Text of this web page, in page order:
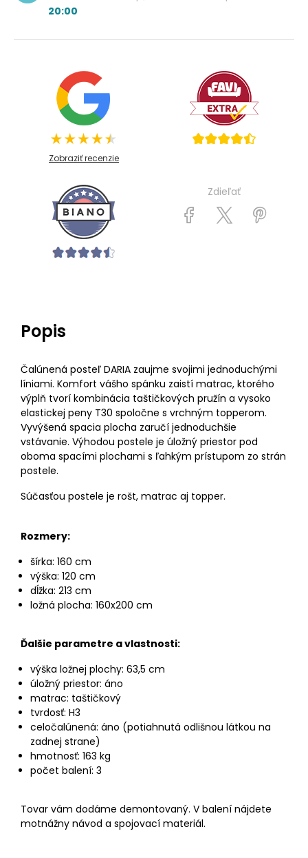
20:00
Zobraziť recenzie
Zdieľať
Popis
Čalúnená posteľ DARIA zaujme svojimi jednoduchými
líniami. Komfort vášho spánku zaistí matrac, ktorého
výplň tvorí kombinácia taštičkových pružín a vysoko
elastickej peny T30 spoločne s vrchným topperom.
Vyvýšená spacia plocha zaručí jednoduchšie
vstávanie. Výhodou postele je úložný priestor pod
oboma spacími plochami s ľahkým prístupom zo strán
postele.
Súčasťou postele je rošt, matrac aj topper.
Rozmery:
šírka: 160 cm
výška: 120 cm
dĺžka: 213 cm
ložná plocha: 160x200 cm
Ďalšie parametre a vlastnosti:
výška ložnej plochy: 63,5 cm
úložný priestor: áno
matrac: taštičkový
tvrdosť: H3
celočalúnená: áno (potiahnutá odlišnou látkou na
zadnej strane)
hmotnosť: 163 kg
počet balení: 3
Tovar vám dodáme demontovaný. V balení nájdete
motnážny návod a spojovací materiál.